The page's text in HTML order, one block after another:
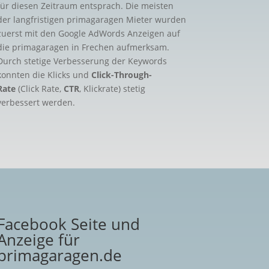
diesen Zeitraum entsprach. Die meisten
langfristigen primagaragen Mieter wurden
mit den Google AdWords Anzeigen auf
primagaragen in Frechen aufmerksam.
stetige Verbesserung der Keywords
die Klicks und Click-Through-
(Click Rate, CTR, Klickrate) stetig
werden.
Seite und
für